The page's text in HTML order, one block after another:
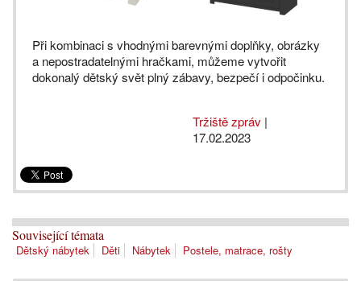
Při kombinaci s vhodnými barevnými doplňky, obrázky
a nepostradatelnými hračkami, můžeme vytvořit
dokonalý dětský svět plný zábavy, bezpečí i odpočinku.
Tržiště zpráv |
17.02.2023
Související témata
Dětský nábytek Děti Nábytek Postele, matrace, rošty